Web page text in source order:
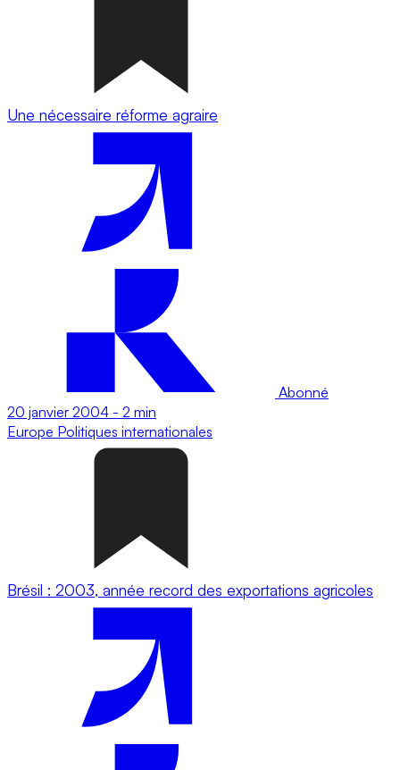
Une nécessaire réforme agraire
Abonné
20 janvier 2004 - 2 min
Europe Politiques internationales
Brésil : 2003, année record des exportations agricoles